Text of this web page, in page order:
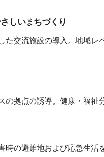
しいまちづくり
た交流施設の導入。地域レ
の拠点の誘導。健康・福祉
の避難地および応急生活